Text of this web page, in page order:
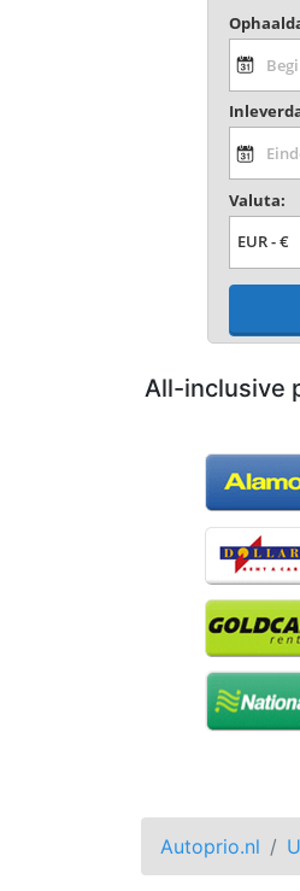
Valuta:
All-inclusive
Autoprio.nl